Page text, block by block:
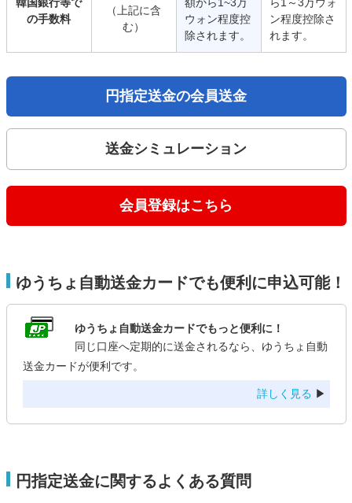
の手数料
（上記に含
む）
ウォン程度控
除されます。
ン程度控除さ
れます。
円指定送金の会員送金
送金シミュレーション
会員登録はこちら
ゆうちょ自動送金カードでも便利に申込可能！
ゆうちょ自動送金カードでもっと便利に！
同じ口座へ定期的に送金されるなら、ゆうちょ自動
送金カードが便利です。
詳しく見る ▶
円指定送金に関するよくある質問